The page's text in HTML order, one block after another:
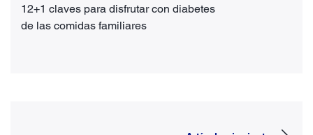
12+1 claves para disfrutar con diabetes
de las comidas familiares